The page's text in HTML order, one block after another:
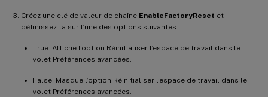
Créez une clé de valeur de chaîne EnableFactoryReset et
définissez-la sur l’une des options suivantes :
True - Affiche l’option Réinitialiser l’espace de travail dans le
volet Préférences avancées.
False - Masque l’option Réinitialiser l’espace de travail dans le
volet Préférences avancées.